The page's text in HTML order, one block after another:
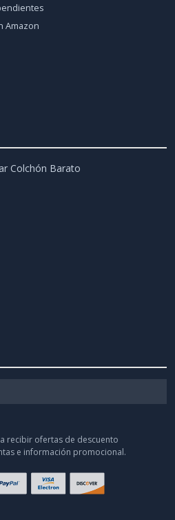
Amazon
Colchón Barato
recibir ofertas de descuento
e información promocional.